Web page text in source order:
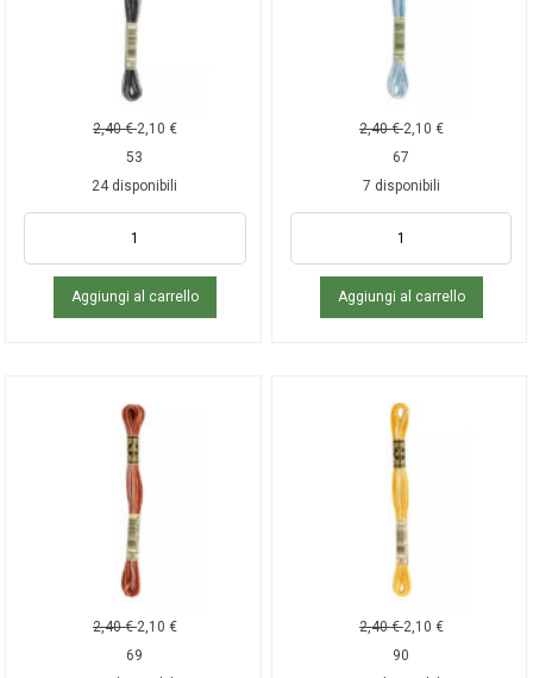
2,40€ 2,10 €
53
24 disponibili
Aggiungi al carrello
2,40€ 2,10 €
67
7 disponibili
Aggiungi al carrello
2,40€ 2,10 €
69
2,40€ 2,10 €
90